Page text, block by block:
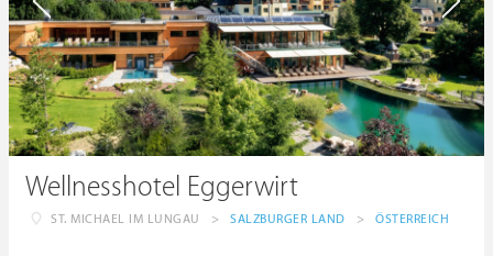
Wellnesshotel Eggerwirt
ST. MICHAEL IM LUNGAU > SALZBURGER LAND > ÖSTERREICH